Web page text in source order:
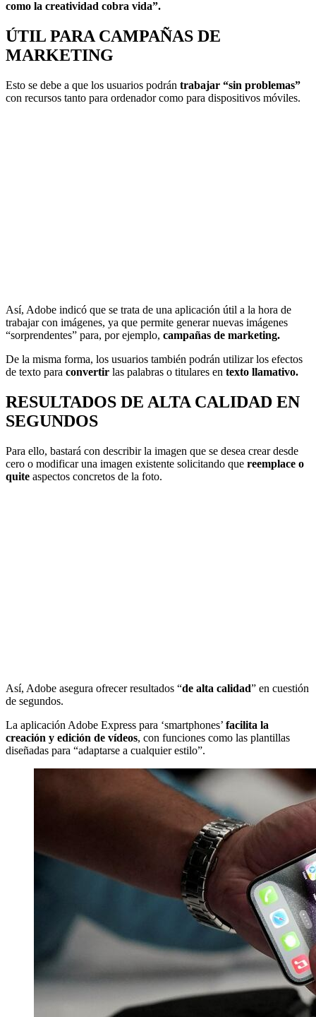
como la creatividad cobra vida”.
ÚTIL PARA CAMPAÑAS DE
MARKETING
Esto se debe a que los usuarios podrán trabajar “sin problemas”
con recursos tanto para ordenador como para dispositivos móviles.
Así, Adobe indicó que se trata de una aplicación útil a la hora de
trabajar con imágenes, ya que permite generar nuevas imágenes
“sorprendentes” para, por ejemplo, campañas de marketing.
De la misma forma, los usuarios también podrán utilizar los efectos
de texto para convertir las palabras o titulares en texto llamativo.
RESULTADOS DE ALTA CALIDAD EN
SEGUNDOS
Para ello, bastará con describir la imagen que se desea crear desde
cero o modificar una imagen existente solicitando que reemplace o
quite aspectos concretos de la foto.
Así, Adobe asegura ofrecer resultados “de alta calidad” en cuestión
de segundos.
La aplicación Adobe Express para ‘smartphones’ facilita la
creación y edición de vídeos, con funciones como las plantillas
diseñadas para “adaptarse a cualquier estilo”.